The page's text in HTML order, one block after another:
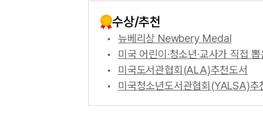
수상/추천
뉴베리상 Newbery Medal
미국 어린이·청소년·교사가 직접
미국도서관협회(ALA)추천도서
미국청소년도서관협회(YALSA)추